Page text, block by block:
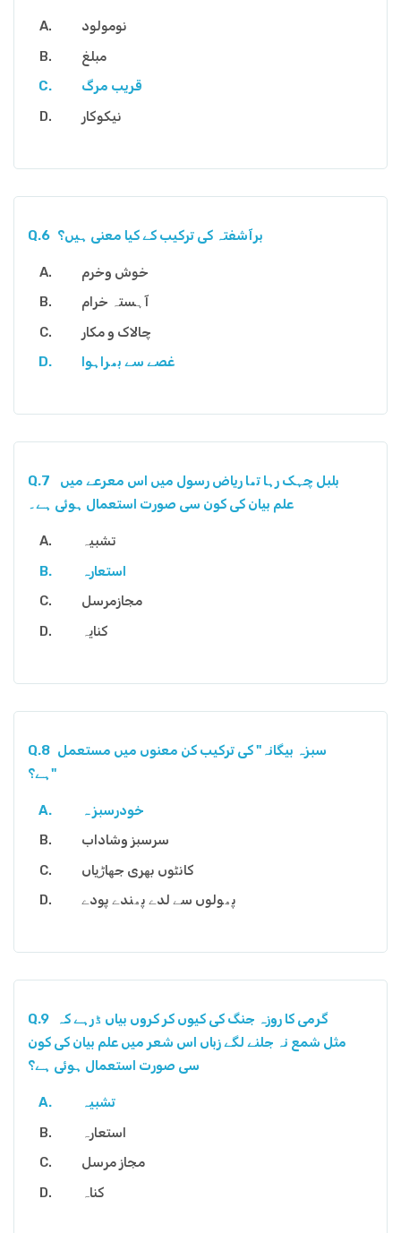
نومولود
مبلغ
قریب مرگ
نیکوکار
Q.6 برآشفتہ کی ترکیب کے کیا معنی ہیں؟
خوش وخرم
آہستہ خرام
چالاک و مکار
غصے سے بھراہوا
Q.7
علم بیان کی کون سی صورت استعمال ہوئی ہے۔
تشبیہ
استعارہ
مجازمرسل
کنایہ
Q.8 سبزہ بیگانہ" کی ترکیب کن معنوں میں مستعمل
ہے؟"
خودرسبز ہ
سرسبز وشاداب
کانٹوں بھری جھاڑیاں
پھولوں سے لدے پھندے پودے
Q.9
گرمی کا روزہ جنگ کی کیوں کر کروں بیاں ڈرہے کہ
مثل شمع نہ جلنے لگے زباں اس شعر میں علم بیان کی کون
سی صورت استعمال ہوئی ہے؟
تشبیہ
استعارہ
مجاز مرسل
کناہ